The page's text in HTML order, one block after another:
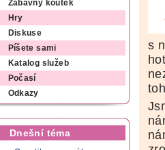
Zábavný koutek
Hry
Diskuse
Píšete sami
Katalog služeb
Počasí
Odkazy
Dnešní téma
s